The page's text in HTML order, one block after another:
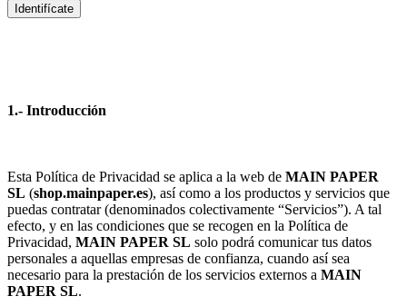
Identifícate
1.- Introducción
Esta Política de Privacidad se aplica a la web de MAIN PAPER
SL (shop.mainpaper.es), así como a los productos y servicios que
puedas contratar (denominados colectivamente “Servicios”). A tal
efecto, y en las condiciones que se recogen en la Política de
Privacidad, MAIN PAPER SL solo podrá comunicar tus datos
personales a aquellas empresas de confianza, cuando así sea
necesario para la prestación de los servicios externos a MAIN
PAPER SL.